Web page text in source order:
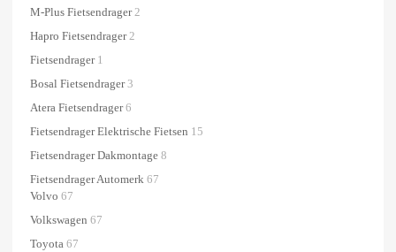
M-Plus Fietsendrager 2
Hapro Fietsendrager 2
Fietsendrager 1
Bosal Fietsendrager 3
Atera Fietsendrager 6
Fietsendrager Elektrische Fietsen 15
Fietsendrager Dakmontage 8
Fietsendrager Automerk 67
Volvo 67
Volkswagen 67
Toyota 67